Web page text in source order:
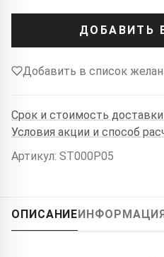
ДОБАВИТЬ
Добавить в список
Срок и стоимость доставки
Условия акции и способ
Артикул: ST000P05
ОПИСАНИЕ